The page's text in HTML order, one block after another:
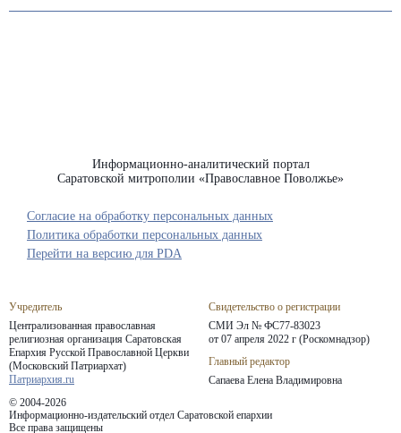
Информационно-аналитический портал
Саратовской митрополии «Православное Поволжье»
Учредитель
Централизованная православная
религиозная организация Саратовская
Епархия Русской Православной Церкви
(Московский Патриархат)
Патриархия.ru
Свидетельство о регистрации
СМИ Эл № ФС77-83023
от 07 апреля 2022 г (Роскомнадзор)
Главный редактор
Сапаева Елена Владимировна
© 2004-2026
Информационно-издательский отдел Саратовской епархии
Все права защищены
Согласие на обработку персональных данных
Политика обработки персональных данных
Перейти на версию для PDA